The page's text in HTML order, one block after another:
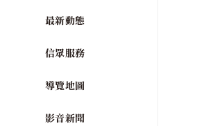
最新動態
信眾服務
導覽地圖
影音新聞